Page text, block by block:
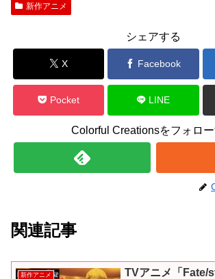
新作アニメ
シェアする
X Facebook
Pocket LINE
Colorful Creationsをフォロ
関連記事
新作アニメ
TVアニメ「Fate/